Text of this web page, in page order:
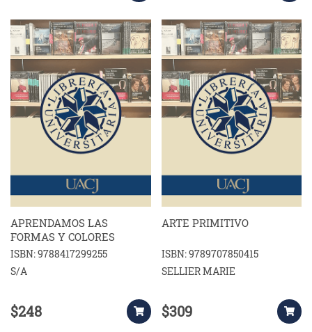
APRENDAMOS LAS
FORMAS Y COLORES
ISBN: 9788417299255
S/A
$248
ARTE PRIMITIVO
ISBN: 9789707850415
SELLIER MARIE
$309